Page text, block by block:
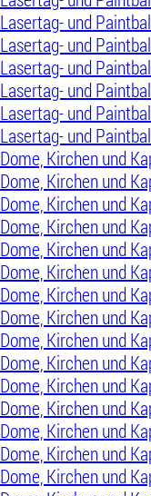
Lasertag- und
Lasertag- und
Lasertag- und
Lasertag- und
Lasertag- und
Lasertag- und
Dome, Kirchen und
Dome, Kirchen und
Dome, Kirchen und
Dome, Kirchen und
Dome, Kirchen und
Dome, Kirchen und
Dome, Kirchen und
Dome, Kirchen und
Dome, Kirchen und
Dome, Kirchen und
Dome, Kirchen und
Dome, Kirchen und
Dome, Kirchen und
Dome, Kirchen und
Dome, Kirchen und